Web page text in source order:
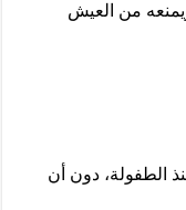
من العيش
الطفولة، دون أن